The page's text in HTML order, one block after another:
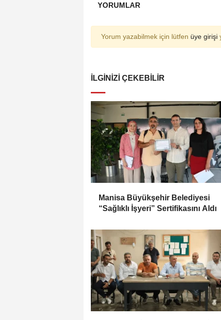
YORUMLAR
Yorum yazabilmek için lütfen üye girişi
İLGINIZI ÇEKEBILIR
Manisa Büyükşehir Belediyesi
“Sağlıklı İşyeri” Sertifikasını Aldı